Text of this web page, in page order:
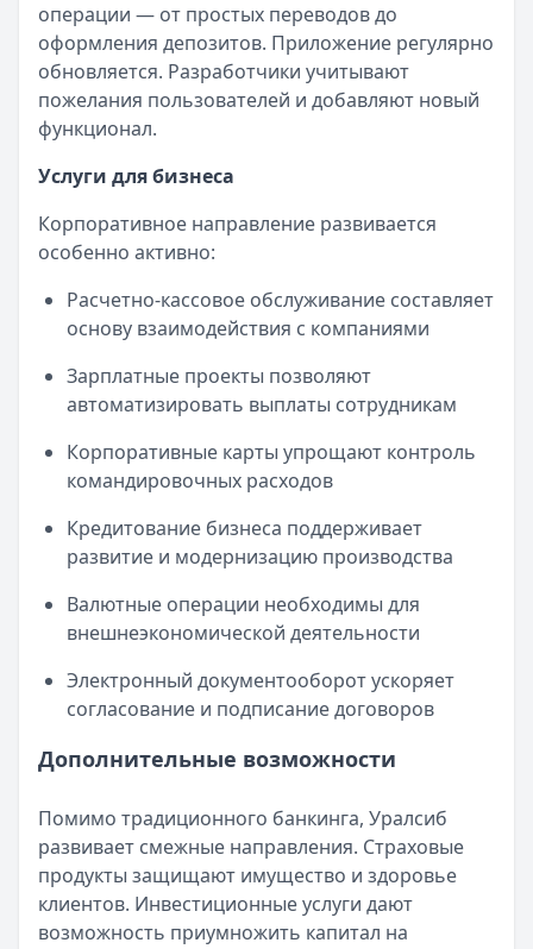
операции — от простых переводов до
оформления депозитов. Приложение регулярно
обновляется. Разработчики учитывают
пожелания пользователей и добавляют новый
функционал.
Услуги для бизнеса
Корпоративное направление развивается
особенно активно:
Расчетно-кассовое обслуживание составляет
основу взаимодействия с компаниями
Зарплатные проекты позволяют
автоматизировать выплаты сотрудникам
Корпоративные карты упрощают контроль
командировочных расходов
Кредитование бизнеса поддерживает
развитие и модернизацию производства
Валютные операции необходимы для
внешнеэкономической деятельности
Электронный документооборот ускоряет
согласование и подписание договоров
Дополнительные возможности
Помимо традиционного банкинга, Уралсиб
развивает смежные направления. Страховые
продукты защищают имущество и здоровье
клиентов. Инвестиционные услуги дают
возможность приумножить капитал на